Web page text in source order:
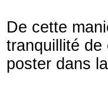
De cette
tranquillité
poster dans